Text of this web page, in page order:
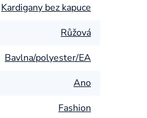
Kardigany bez kapuce
Růžová
Bavlna/polyester/EA
Ano
Fashion